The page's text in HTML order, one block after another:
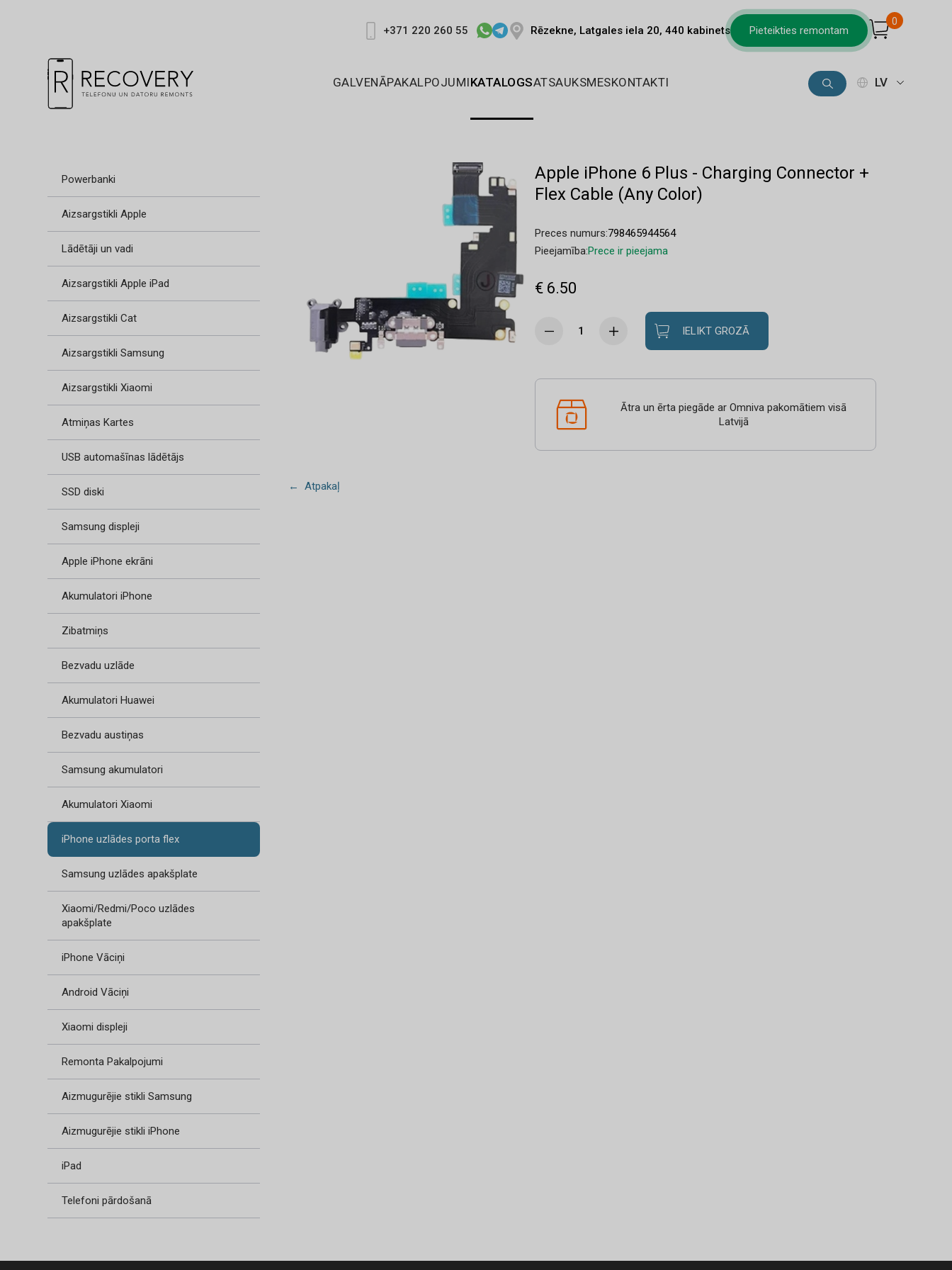
+371 220 260 55 Rēzekne, Latgales iela 20, 440 kabinets Pieteikties remontam
0
GALVENĀPAKALPOJUMIKATALOGSATSAUKSMESKONTAKTI LV
Powerbanki
Aizsargstikli Apple
Lādētāji un vadi
Aizsargstikli Apple iPad
Aizsargstikli Cat
Aizsargstikli Samsung
Aizsargstikli Xiaomi
Atmiņas Kartes
USB automašīnas lādētājs
SSD diski
Samsung displeji
Apple iPhone ekrāni
Akumulatori iPhone
Zibatmiņs
Bezvadu uzlāde
Akumulatori Huawei
Bezvadu austiņas
Samsung akumulatori
Akumulatori Xiaomi
iPhone uzlādes porta flex
Samsung uzlādes apakšplate
Xiaomi/Redmi/Poco uzlādes
apakšplate
iPhone Vāciņi
Android Vāciņi
Xiaomi displeji
Remonta Pakalpojumi
Aizmugurējie stikli Samsung
Aizmugurējie stikli iPhone
iPad
Telefoni pārdošanā
Apple iPhone 6 Plus - Charging Connector +
Flex Cable (Any Color)
Preces numurs:798465944564
Pieejamība:Prece ir pieejama
€ 6.50
IELIKT GROZĀ
Ātra un ērta piegāde ar Omniva pakomātiem visā
Latvijā
← Atpakaļ